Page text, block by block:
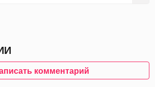
комментарий